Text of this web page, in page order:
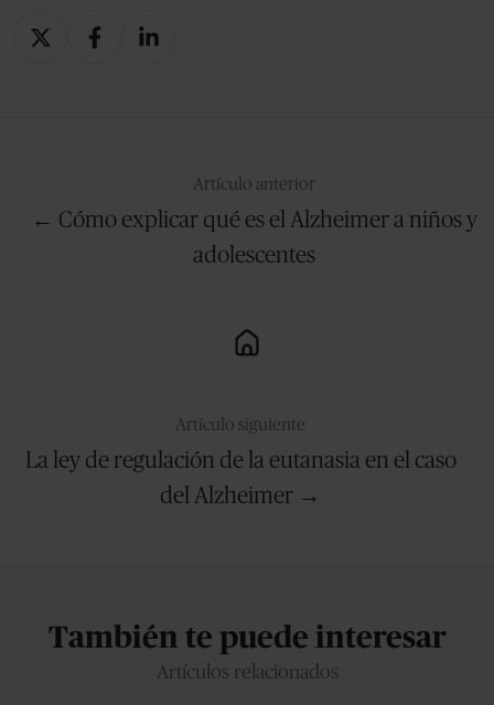
CompartirCompartirCompartir
Artículo anterior
← Cómo explicar qué es el Alzheimer a niños y
adolescentes
Artículo siguiente
La ley de regulación de la eutanasia en el caso
del Alzheimer →
También te puede interesar
Artículos relacionados